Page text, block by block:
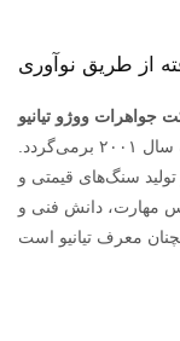
رسماً در سال ۲۰۱۴ تأسیس شد و ریشه‌های آن به سال ۲۰۰۱ برمی‌گردد.
سنگ‌های قیمتی و
مهارت، دانش فنی و